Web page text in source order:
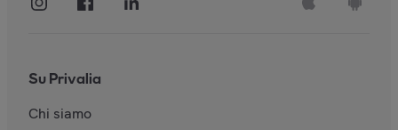
Su Privalia
Chi siamo